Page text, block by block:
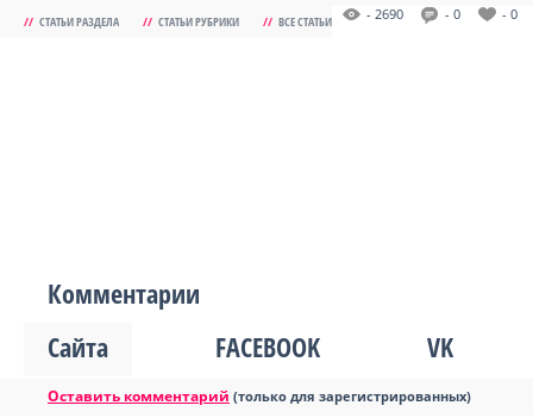
// СТАТЬИ РАЗДЕЛА // СТАТЬИ РУБРИКИ // ВСЕ СТАТЬИ - 2690 - 0 - 0
Комментарии
Сайта
FACEBOOK VK
Оставить комментарий (только для зарегистрированных)